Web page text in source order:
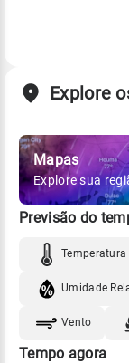
Explore
Mapas
Explore sua
Previsão do
Temperatura
Umidade
Vento
Tempo agora